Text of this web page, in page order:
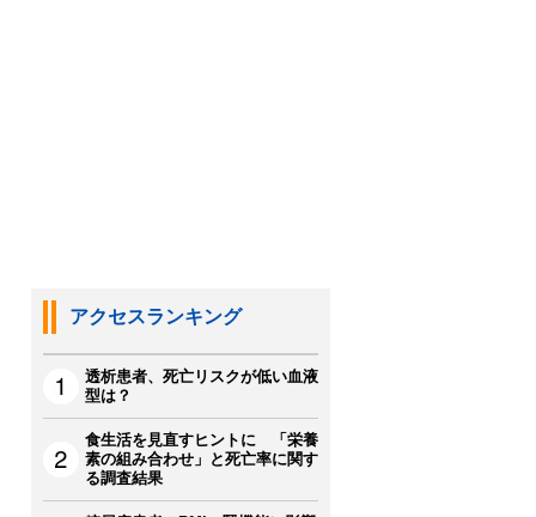
アクセスランキング
透析患者、死亡リスクが低い血液
型は？
食生活を見直すヒントに 「栄養
素の組み合わせ」と死亡率に関す
る調査結果